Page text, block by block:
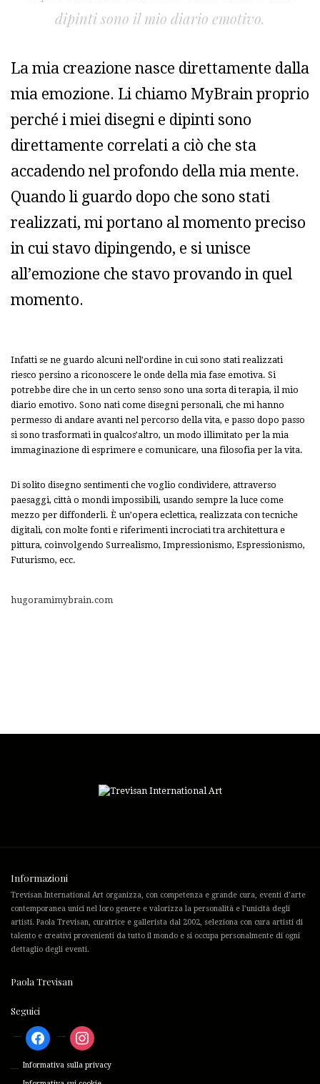
dipinti sono il mio diario emotivo.
La mia creazione nasce direttamente dalla
mia emozione. Li chiamo MyBrain proprio
perché i miei disegni e dipinti sono
direttamente correlati a ciò che sta
accadendo nel profondo della mia mente.
Quando li guardo dopo che sono stati
realizzati, mi portano al momento preciso
in cui stavo dipingendo, e si unisce
all’emozione che stavo provando in quel
momento.
Infatti se ne guardo alcuni nell’ordine in cui sono stati realizzati
riesco persino a riconoscere le onde della mia fase emotiva. Si
potrebbe dire che in un certo senso sono una sorta di terapia, il mio
diario emotivo. Sono nati come disegni personali, che mi hanno
permesso di andare avanti nel percorso della vita, e passo dopo passo
si sono trasformati in qualcos’altro, un modo illimitato per la mia
immaginazione di esprimere e comunicare, una filosofia per la vita.
Di solito disegno sentimenti che voglio condividere, attraverso
paesaggi, città o mondi impossibili, usando sempre la luce come
mezzo per diffonderli. È un’opera eclettica, realizzata con tecniche
digitali, con molte fonti e riferimenti incrociati tra architettura e
pittura, coinvolgendo Surrealismo, Impressionismo, Espressionismo,
Futurismo, ecc.
hugoramimybrain.com
Informazioni
Trevisan International Art organizza, con competenza e grande cura, eventi d’arte
contemporanea unici nel loro genere e valorizza la personalità e l’unicità degli
artisti. Paola Trevisan, curatrice e gallerista dal 2002, seleziona con cura artisti di
talento e creativi provenienti da tutto il mondo e si occupa personalmente di ogni
dettaglio degli eventi.
Paola Trevisan
Seguici
Facebook Instagram
Informativa sulla privacy